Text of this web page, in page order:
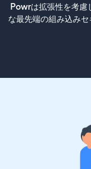
Powrは拡張性を考慮
な最先端の組み込み